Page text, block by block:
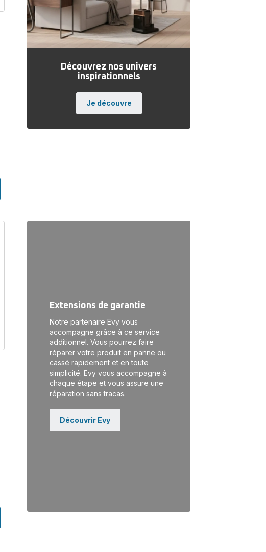
Découvrez nos univers
inspirationnels
Je découvre
Extensions de garantie
Notre partenaire Evy vous
accompagne grâce à ce service
additionnel. Vous pourrez faire
réparer votre produit en panne ou
cassé rapidement et en toute
simplicité. Evy vous accompagne à
chaque étape et vous assure une
réparation sans tracas.
Découvrir Evy